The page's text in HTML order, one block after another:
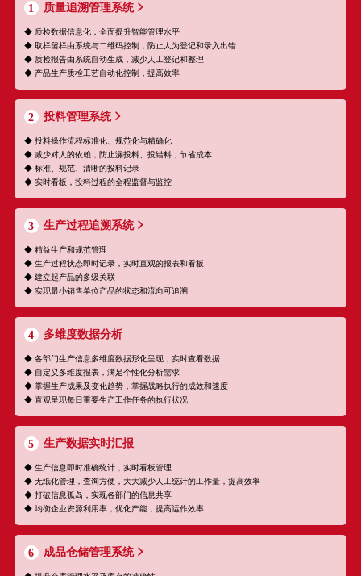
1 质量追溯管理系统
◆ 质检数据信息化，全面提升智能管理水平
◆ 取样留样由系统与二维码控制，防止人为登记和录入出错
◆ 质检报告由系统自动生成，减少人工登记和整理
◆ 产品生产质检工艺自动化控制，提高效率
2 投料管理系统
◆ 投料操作流程标准化、规范化与精确化
◆ 减少对人的依赖，防止漏投料、投错料，节省成本
◆ 标准、规范、清晰的投料记录
◆ 实时看板，投料过程的全程监督与监控
3 生产过程追溯系统
◆ 精益生产和规范管理
◆ 生产过程状态即时记录，实时直观的报表和看板
◆ 建立起产品的多级关联
◆ 实现最小销售单位产品的状态和流向可追溯
4 多维度数据分析
◆ 各部门生产信息多维度数据形化呈现，实时查看数据
◆ 自定义多维度报表，满足个性化分析需求
◆ 掌握生产成果及变化趋势，掌握战略执行的成效和速度
◆ 直观呈现每日重要生产工作任务的执行状况
5 生产数据实时汇报
◆ 生产信息即时准确统计，实时看板管理
◆ 无纸化管理，查询方便，大大减少人工统计的工作量，提高效率
◆ 打破信息孤岛，实现各部门的信息共享
◆ 均衡企业资源利用率，优化产能，提高运作效率
6 成品仓储管理系统